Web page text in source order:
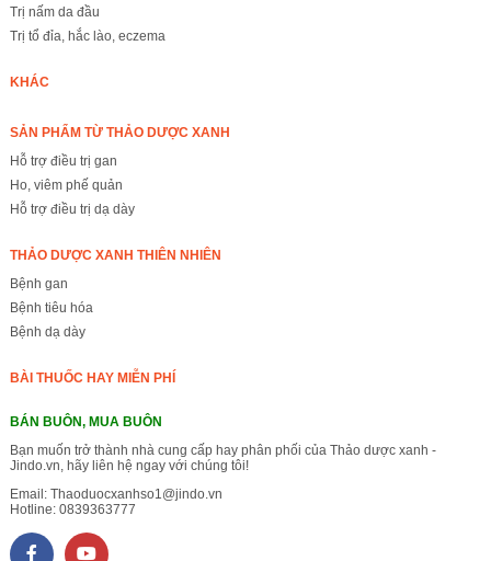
Trị nấm da đầu
Trị tổ đỉa, hắc lào, eczema
KHÁC
SẢN PHẨM TỪ THẢO DƯỢC XANH
Hỗ trợ điều trị gan
Ho, viêm phế quản
Hỗ trợ điều trị dạ dày
THẢO DƯỢC XANH THIÊN NHIÊN
Bệnh gan
Bệnh tiêu hóa
Bệnh dạ dày
BÀI THUỐC HAY MIỄN PHÍ
BÁN BUÔN, MUA BUÔN
Bạn muốn trở thành nhà cung cấp hay phân phối của Thảo dược xanh -
Jindo.vn, hãy liên hệ ngay với chúng tôi!
Email: Thaoduocxanhso1@jindo.vn
Hotline: 0839363777